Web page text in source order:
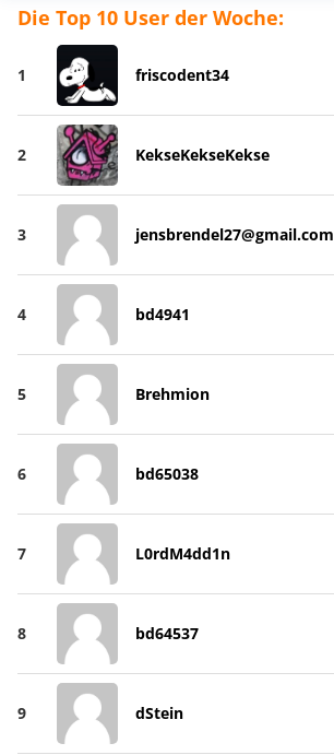
Die Top 10 User der Woche:
1 friscodent34
2 KekseKekseKekse
3 jensbrendel27@gmail.com
4 bd4941
5 Brehmion
6 bd65038
7 L0rdM4dd1n
8 bd64537
9 dStein